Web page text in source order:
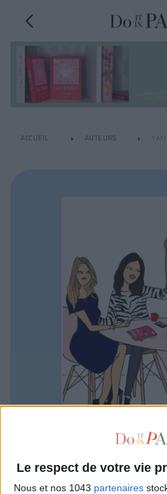
Le respect de votre vie
Nous et nos 1043 partenaires
ACCUEIL AUTEURS
YAMINA BENAÏ